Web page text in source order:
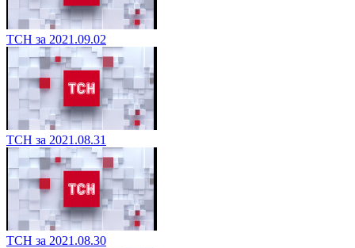
ТСН за 2021.09.02
ТСН за 2021.08.31
ТСН за 2021.08.30